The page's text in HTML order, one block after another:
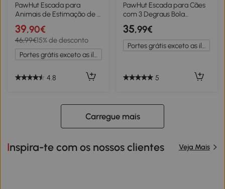
PawHut Escada para
Animais de Estimação de 3
Degraus Dobrável com
Tampa e Espaço de
Armazenamento Escada
para Cães Gatos Pequenos
para Cama Sofá
39,90€
46,99€15% de desconto
4.8
PawHut Escada para Cães
com 3 Degraus Bola
Suspensa Painel para
Arranhar e Estrutura de
Aço 47x45x47 cm Creme e
Preto
35,99€
5
Carregue mais
Inspira-te com os nossos clientes Veja Mais